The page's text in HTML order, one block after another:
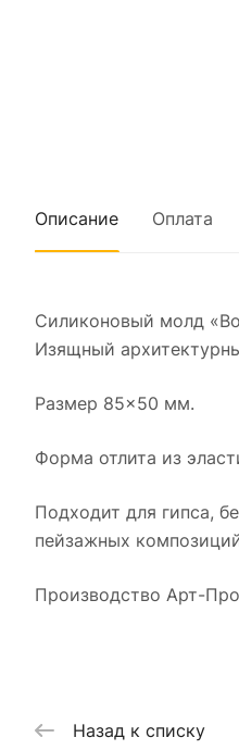
Описание Оплата
Силиконовый молд
Изящный
Размер 85×50 мм.
Форма отлита из
Подходит для гипса,
пейзажных
Производство Арт-
Назад к списку